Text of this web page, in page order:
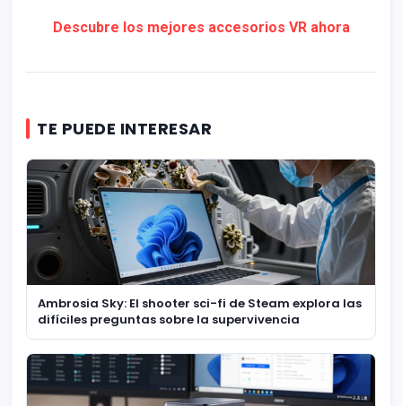
Descubre los mejores accesorios VR ahora
TE PUEDE INTERESAR
Ambrosia Sky: El shooter sci-fi de Steam explora las
difíciles preguntas sobre la supervivencia